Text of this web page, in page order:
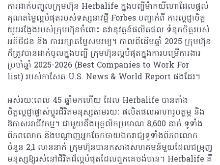
ការ​ដាក់​បញ្ចូល​ក្រុមហ៊ុន Herbalife ក្នុង​បញ្ជី​ម៉ាក​យីហោ​ដែលផ្តល់
គុណតម្លៃល្អ​បំផុតរបស់​ទស្សនាវដ្ដី Forbes បញ្ជាក់​ពី ការ​ប្តេជ្ញា​ចិត្ត​
យូរអង្វែងរបស់​ក្រុមហ៊ុន​ចំពោះ នវានុវត្តន៍​ផលិតផល ទំនុក​ចិត្ត​របស់​
អតិថិជន និង ការរក្សាតម្លៃសមរម្យ។ កាល​ពី​ដើម​ឆ្នាំ​ 2025 ក្រុមហ៊ុន​
ក៏​ត្រូវបានដាក់ចូលក្នុង​បញ្ជី ក្រុមហ៊ុន​ល្អ​បំផុត​ក្នុង​ការបម្រើការងារ
ប្រចាំឆ្នាំ 2025-2026 (Best Companies to Work For
list) របស់​កាសែត U.S. News & World Report ផងដែរ។
អស់រយៈពេល 45 ឆ្នាំមកហើយ ដែល Herbalife បានតាំង
ចិត្តប្តេជ្ញាផ្លាស់ប្ដូរ​ជីវិត​មនុស្ស​តាមរយៈ​ ផលិតផល​អាហារូបត្ថម្ភ និង
ឱកាស​អាជីវកម្ម​។ ជាមួយ​នឹង​បុគ្គលិក​ប្រមាណ 8,600 នាក់ ទូទាំង​
ពិភពលោក និង​បណ្តាញ​អ្នក​ចែកចាយ​ឯករាជ្យ​ទូទាំង​ពិភពលោក​
ចំនួន 2,1 លាន​នាក់ ក្រុមហ៊ុន​បាន​កសាង​សហគមន៍​មួយ​ដែលជម្រុញ​
មនុស្ស​ឱ្យ​រស់នៅ​ជីវិត​ដ៏​ល្អ​បំផុត​ដែលពួក​គេចង់បាន។ Herbalife គឺ​